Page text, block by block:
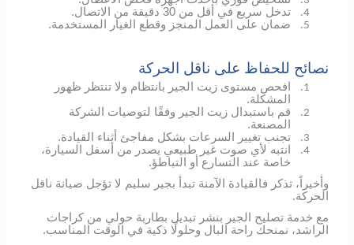
4. تدخل سريع في أقل من 30 دقيقة من الاتصال.
5. ضمان على العمل المنجز وقطع الغيار المستخدمة.
نصائح للحفاظ على ناقل الحركة
1.
افحص مستوى زيت الجير بانتظام ولا تنتظر ظهور
المشكلة.
2.
قم باستبدال زيت الجير وفقًا لتوصيات الشركة
المصنعة.
3. تجنب تغيير السرعات بشكل مفاجئ أثناء القيادة.
4.
انتبه لأي صوت غير طبيعي يصدر من أسفل السيارة،
خاصة عند التسارع أو التباطؤ.
وأخيراً، تذكر فالقيادة الآمنة تبدأ بجير سليم لا تؤجل صيانة ناقل
الحركة.
مع خدمة تصليح الجير بنشر تبديل بطارية حولي من كراجات
الراشد، نمنحك راحة البال وحلولًا ذكية في الوقت المناسب.